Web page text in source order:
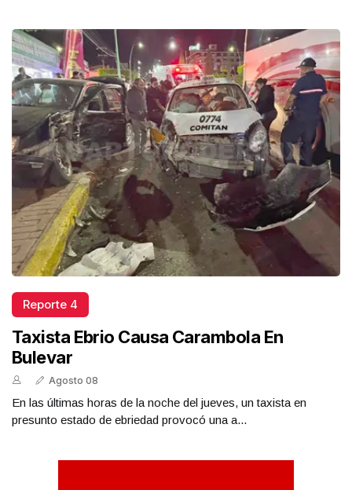
Reporte 4
Taxista Ebrio Causa Carambola En
Bulevar
Agosto 08
En las últimas horas de la noche del jueves, un taxista en
presunto estado de ebriedad provocó una a...